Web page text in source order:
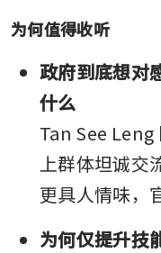
为何值得收听
政府到底想对
什么
Tan See
上群体坦诚交
更具人情味，
为何仅提升技